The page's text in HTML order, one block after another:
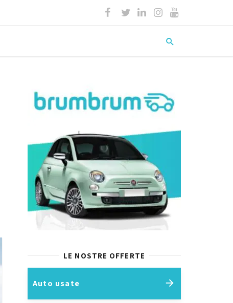
LE NOSTRE OFFERTE
Auto usate